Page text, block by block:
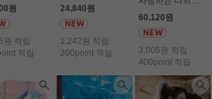
원
원 적립
적립
24,840원
1,242원 적립
200point 적립
60,120원
3,006원 적립
400point 적립